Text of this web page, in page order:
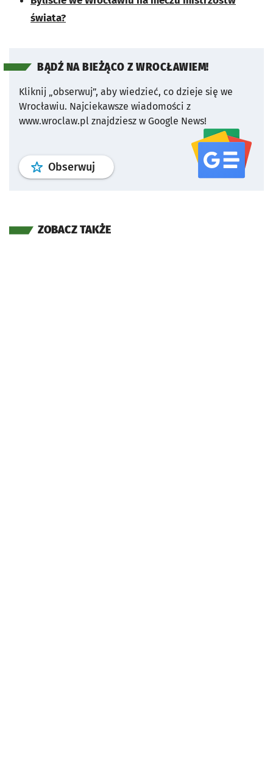
świata?
BĄDŹ NA BIEŻĄCO Z WROCŁAWIEM!
Kliknij „obserwuj”, aby wiedzieć, co dzieje się we
Wrocławiu. Najciekawsze wiadomości z
www.wroclaw.pl znajdziesz w Google News!
Obserwuj profil serwisu
ZOBACZ TAKŻE